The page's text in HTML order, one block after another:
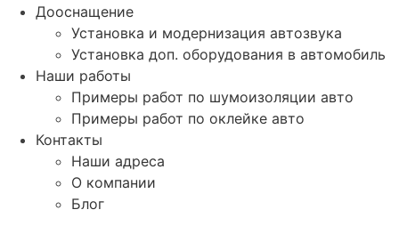
Дооснащение
Установка и модернизация автозвука
Установка доп. оборудования в автомобиль
Наши работы
Примеры работ по шумоизоляции авто
Примеры работ по оклейке авто
Контакты
Наши адреса
О компании
Блог